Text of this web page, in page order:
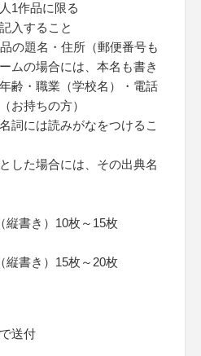
1作品に限る
入すること
の題名・住所（郵便番号も
ムの場合には、本名も書き
齢・職業（学校名）・電話
お持ちの方）
詞には読みがなをつけるこ
した場合には、その出典名
書き）10枚～15枚
書き）15枚～20枚
送付